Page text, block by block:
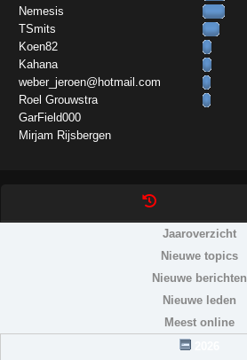
Nemesis
TSmits
Koen82
Kahana
weber_jeroen@hotmail.com
Roel Grouwstra
GarField000
Mirjam Rijsbergen
Jaaroverzicht
Nieuwe topics
Nieuwe berichten
Nieuwe leden
Meest online